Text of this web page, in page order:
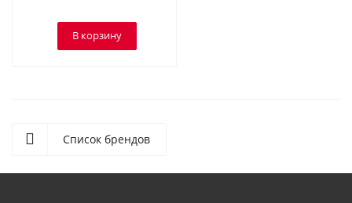
В корзину
Список брендов